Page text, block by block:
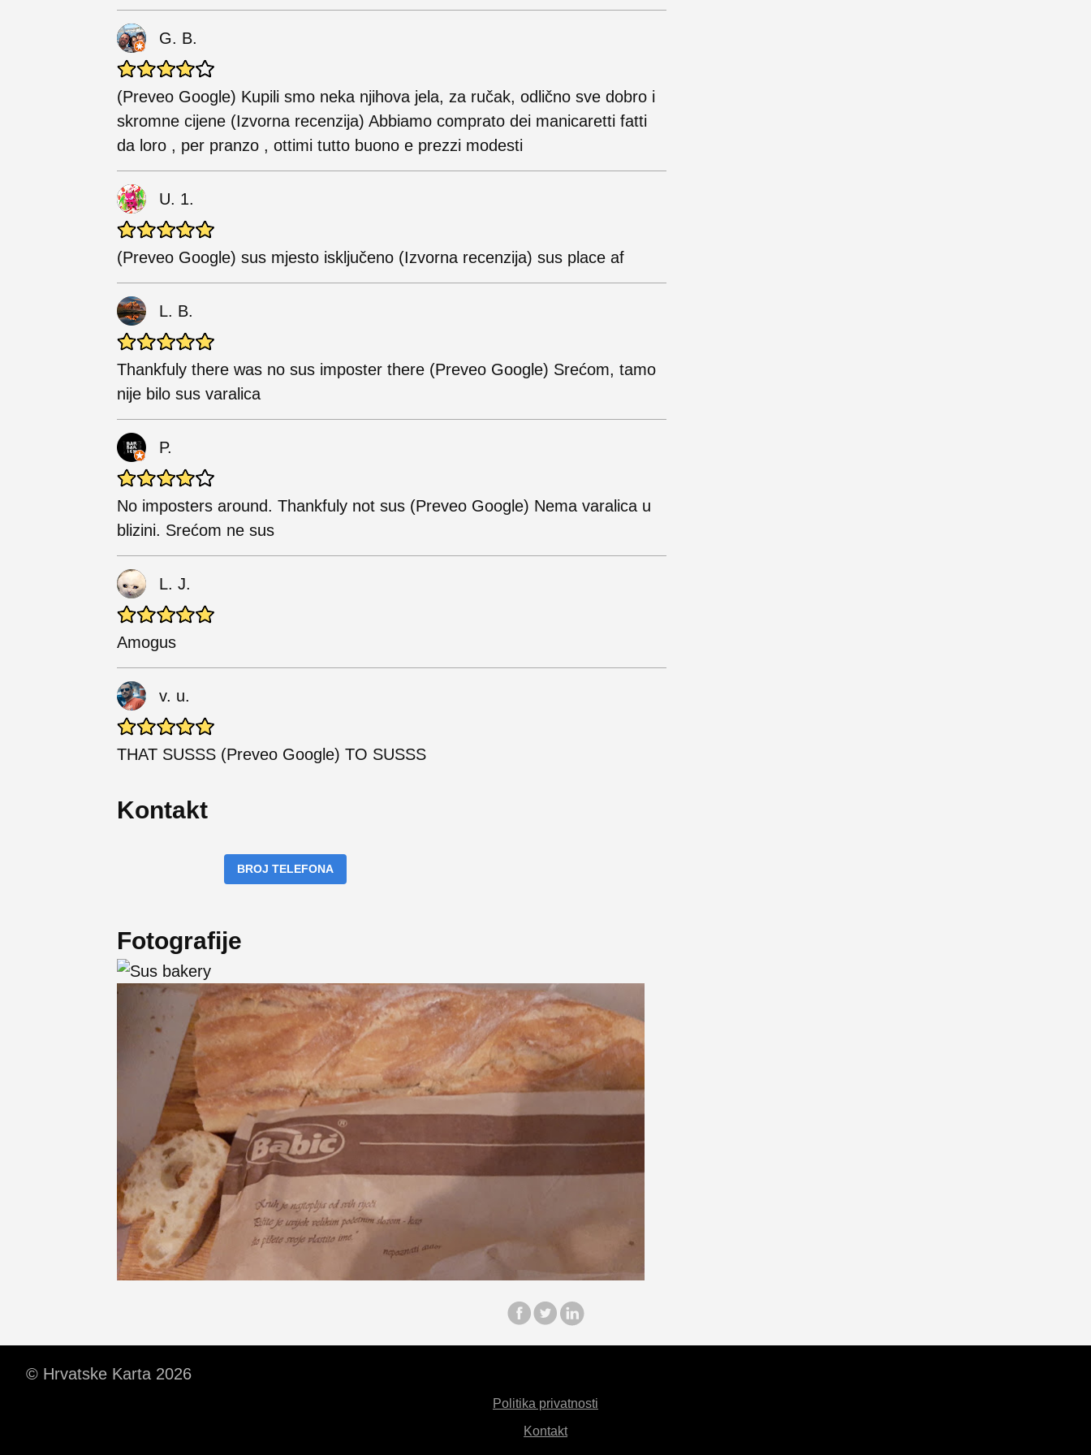
G. B.
(Preveo Google) Kupili smo neka njihova jela, za ručak, odlično sve dobro i
skromne cijene (Izvorna recenzija) Abbiamo comprato dei manicaretti fatti
da loro , per pranzo , ottimi tutto buono e prezzi modesti
U. 1.
(Preveo Google) sus mjesto isključeno (Izvorna recenzija) sus place af
L. B.
Thankfuly there was no sus imposter there (Preveo Google) Srećom, tamo
nije bilo sus varalica
P.
No imposters around. Thankfuly not sus (Preveo Google) Nema varalica u
blizini. Srećom ne sus
L. J.
Amogus
v. u.
THAT SUSSS (Preveo Google) TO SUSSS
Kontakt
BROJ TELEFONA
Fotografije
© Hrvatske Karta 2026
Politika privatnosti
Kontakt